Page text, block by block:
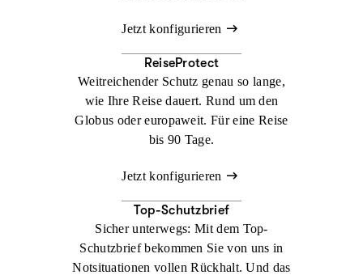
Jetzt konfigurieren
ReiseProtect
Weitreichender Schutz genau so lange,
wie Ihre Reise dauert. Rund um den
Globus oder europaweit. Für eine Reise
bis 90 Tage.
Jetzt konfigurieren
Top-Schutzbrief
Sicher unterwegs: Mit dem Top-
Schutzbrief bekommen Sie von uns in
Notsituationen vollen Rückhalt. Und das